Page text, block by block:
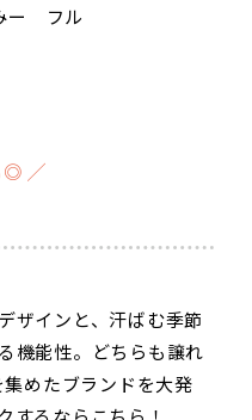
ー フル
◎ ╱
ザインと、汗ばむ季節
機能性。どちらも譲れ
集めたブランドを大発